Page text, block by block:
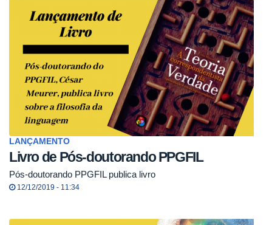
LANÇAMENTO
Livro de Pós-doutorando PPGFIL
Pós-doutorando PPGFIL publica livro
12/12/2019 - 11:34